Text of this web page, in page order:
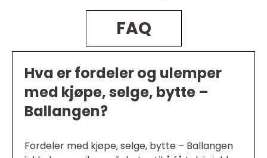
FAQ
Hva er fordeler og ulemper
med kjøpe, selge, bytte –
Ballangen?
Fordeler med kjøpe, selge, bytte – Ballangen